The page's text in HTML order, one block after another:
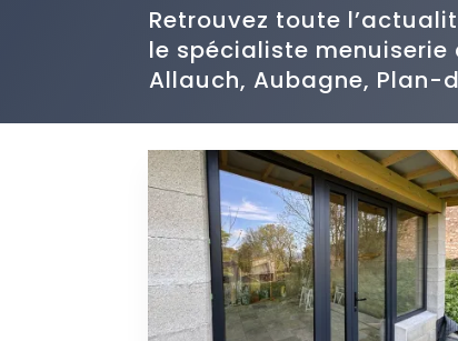
Retrouvez toute
le spécialiste
Allauch, Aubagne, Plan-